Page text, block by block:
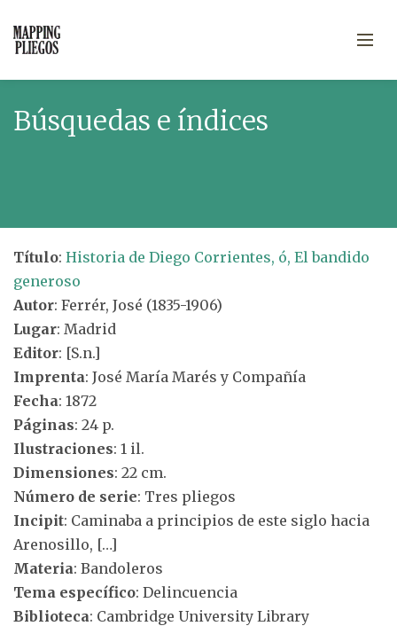
Búsquedas e índices
Título: Historia de Diego Corrientes, ó, El bandido
generoso
Autor: Ferrér, José (1835-1906)
Lugar: Madrid
Editor: [S.n.]
Imprenta: José María Marés y Compañía
Fecha: 1872
Páginas: 24 p.
Ilustraciones: 1 il.
Dimensiones: 22 cm.
Número de serie: Tres pliegos
Incipit: Caminaba a principios de este siglo hacia
Arenosillo, […]
Materia: Bandoleros
Tema específico: Delincuencia
Biblioteca: Cambridge University Library